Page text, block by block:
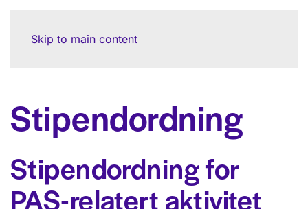
Skip to main content
Stipendordning
Stipendordning for
PAS-relatert aktivitet